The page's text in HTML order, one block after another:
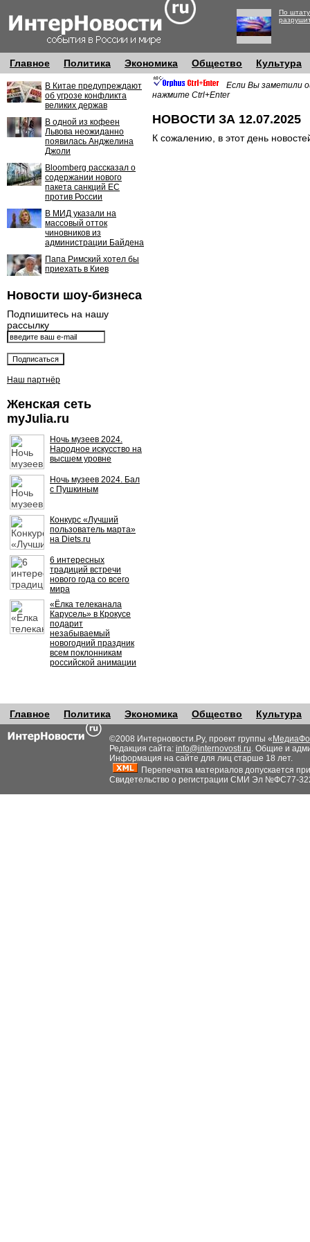
По
Главное Политика Экономика Общество Культура
В Китае предупреждают
об угрозе конфликта
великих держав
В одной из кофеен
Львова неожиданно
появилась Анджелина
Джоли
Bloomberg рассказал о
содержании нового
пакета санкций ЕС
против России
В МИД указали на
массовый отток
чиновников из
администрации Байдена
Папа Римский хотел бы
приехать в Киев
Новости шоу-бизнеса
Подпишитесь на нашу
рассылку
Наш партнёр
Женская сеть
myJulia.ru
Ночь музеев 2024.
Народное искусство на
высшем уровне
Ночь музеев 2024. Бал
с Пушкиным
Конкурс «Лучший
пользователь марта»
на Diets.ru
6 интересных
традиций встречи
нового года со всего
мира
«Ёлка телеканала
Карусель» в Крокусе
подарит
незабываемый
новогодний праздник
всем поклонникам
российской анимации
Если Вы заметили
нажмите Ctrl+Enter
НОВОСТИ ЗА 12.07.2025
К сожалению, в этот день
Главное Политика Экономика Общество Культура
©2008 Интерновости.Ру, проект группы «
Редакция сайта: info@internovosti.ru. Общие и
Информация на сайте для лиц старше 18 лет.
Перепечатка материалов допускается
Свидетельство о регистрации СМИ Эл №ФС77-